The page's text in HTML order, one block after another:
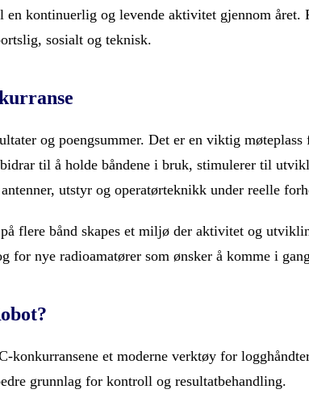
kontinuerlig og levende aktivitet gjennom året.
sosialt og teknisk.
og poengsummer. Det er en viktig
bidrar til å holde båndene i bruk, stimulerer til
utstyr og operatørteknikk under reelle
flere bånd skapes et miljø der aktivitet og
for nye radioamatører som ønsker å komme i
et moderne verktøy for
grunnlag for kontroll og resultatbehandling.